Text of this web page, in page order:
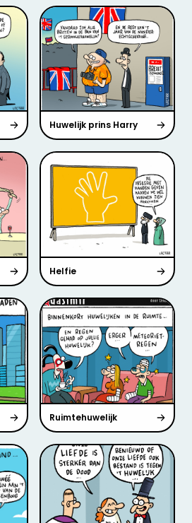
Huwelijk prins Harry
Helfie
Ruimtehuwelijk